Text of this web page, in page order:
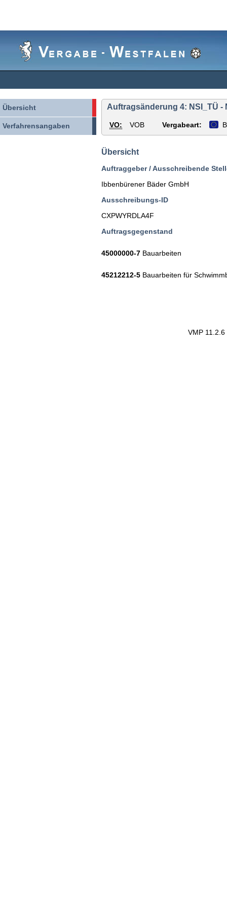
Übersicht
Verfahrensangaben
Auftragsänderung 4: NSI_TÜ
VO: VOB Vergabeart:
Übersicht
Auftraggeber / Ausschreibende
Ibbenbürener Bäder GmbH
Ausschreibungs-ID
CXPWYRDLA4F
Auftragsgegenstand
45000000-7 Bauarbeiten
45212212-5 Bauarbeiten für
VMP 11.2.6